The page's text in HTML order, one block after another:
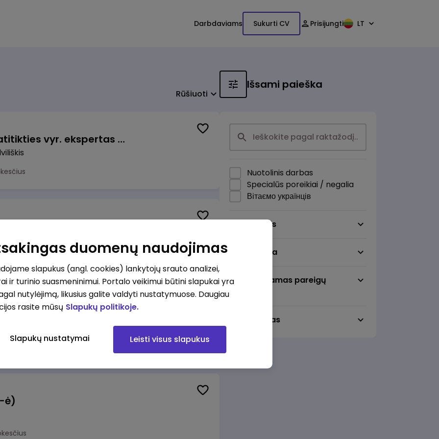
Darbdaviams Sukurti CV Prisijungti LT
Rūšiuoti
Veiklos užtikrinimo ir atitikties vyr. ekspertas (-ė) (Radviliškis) (Radviliškis, LT)
Veiklos užtikrinimo ir atitikties vyr. ekspertas (-ė) (Klaipėda) (Klaipėda, LT)
ė)
Išsami paieška
Nuotolinis darbas
Specialūs poreikiai / negalia
Вітаємо українців
Darbo sritis
Darbo vieta
Pageidaujamas pareigų
Darbo laikas
duomenų naudojimas
slapukus (angl. cookies) lankytojų srauto analizei,
ir turinio suasmeninimui. Portalo veikimui būtini slapukai yra
nutylėjimą, likusius galite valdyti nustatymuose. Daugiau
rasite mūsų Slapukų politikoje.
Slapukų nustatymai Leisti visus slapukus